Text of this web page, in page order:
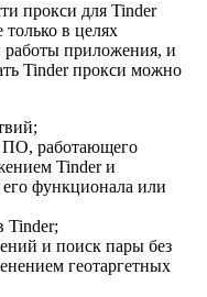
прокси для Tinder
в целях
работы приложения, и
Tinder прокси можно
ПО, работающего
Tinder и
функционала или
Tinder;
и поиск пары без
геотаргетных